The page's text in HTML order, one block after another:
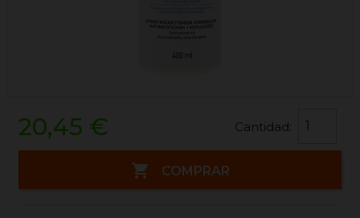
20,45 € Cantidad:
 COMPRAR